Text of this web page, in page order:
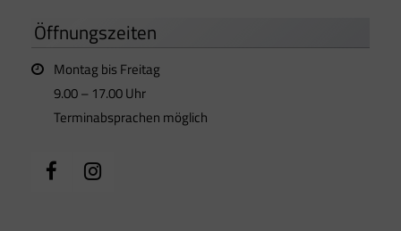
Öffnungszeiten
Montag bis Freitag
9.00 – 17.00 Uhr
Terminabsprachen möglich